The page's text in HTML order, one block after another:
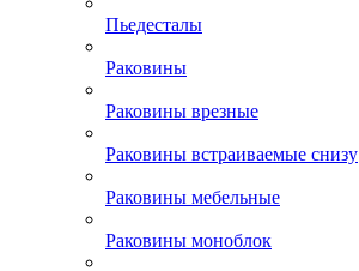
Пьедесталы
Раковины
Раковины врезные
Раковины встраиваемые снизу
Раковины мебельные
Раковины моноблок